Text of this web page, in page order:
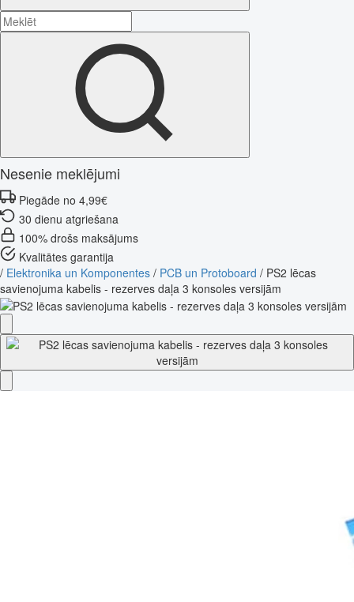
Nesenie meklējumi
Piegāde no 4,99€
30 dienu atgriešana
100% drošs maksājums
Kvalitātes garantija
/ Elektronika un Komponentes / PCB un Protoboard / PS2 lēcas
savienojuma kabelis - rezerves daļa 3 konsoles versijām